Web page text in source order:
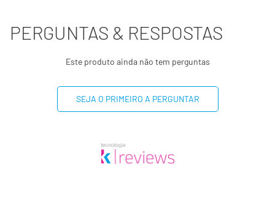
Colesterol 0mg **
ou 8400 kj. Seus valores podem maiores ou menores
dependendo de suas necessidades energéticas
PERGUNTAS & RESPOSTAS
Este produto ainda não tem perguntas
SEJA O PRIMEIRO A PERGUNTAR